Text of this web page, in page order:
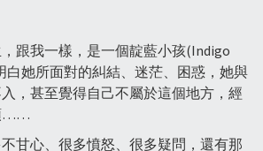
跟我一樣，是一個靛藍小孩(Indigo
白她所面對的糾結、迷茫、困惑，她與
，甚至覺得自己不屬於這個地方，經
……
甘心、很多憤怒、很多疑問，還有那